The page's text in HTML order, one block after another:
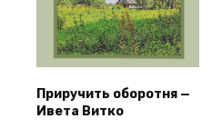
Приручить оборотня —
Ивета Витко